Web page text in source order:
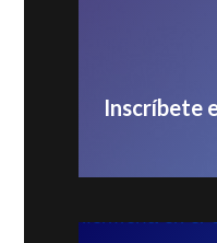
Inscríbete